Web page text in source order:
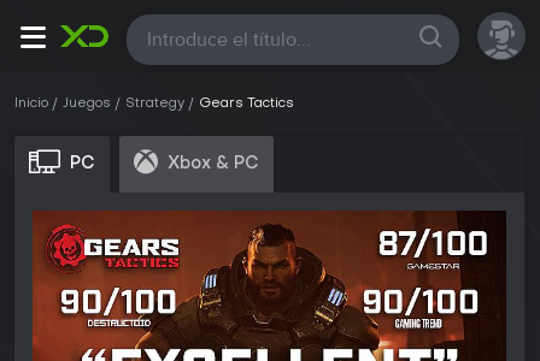
Todas
Inicio Juegos Strategy Gears Tactics
PC Xbox & PC